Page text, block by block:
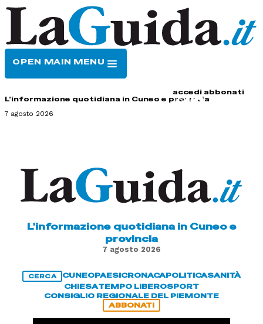
OPEN MAIN MENU
accedi abbonati
L'informazione quotidiana in Cuneo e provincia
7 agosto 2026
L'informazione quotidiana in Cuneo e
provincia
7 agosto 2026
CERCA CUNEOPAESICRONACAPOLITICASANITÀ
CHIESATEMPO LIBEROSPORT
CONSIGLIO REGIONALE DEL PIEMONTE
ABBONATI